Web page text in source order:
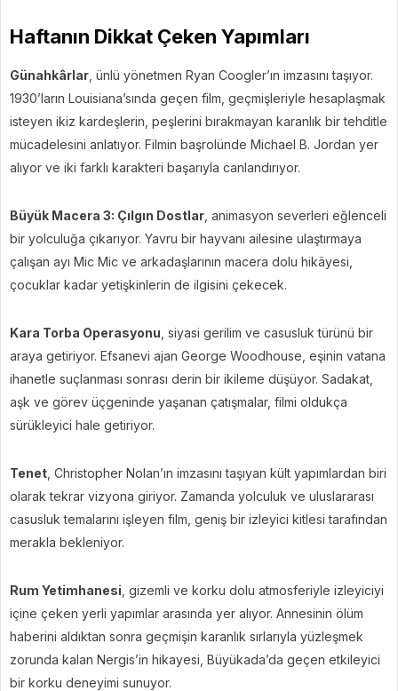
Haftanın Dikkat Çeken Yapımları
Günahkârlar , ünlü yönetmen Ryan Coogler’ın imzasını taşıyor.
1930’ların Louisiana’sında geçen film, geçmişleriyle hesaplaşmak
isteyen ikiz kardeşlerin, peşlerini bırakmayan karanlık bir tehditle
mücadelesini anlatıyor. Filmin başrolünde Michael B. Jordan yer
alıyor ve iki farklı karakteri başarıyla canlandırıyor.
Büyük Macera 3: Çılgın Dostlar , animasyon severleri eğlenceli
bir yolculuğa çıkarıyor. Yavru bir hayvanı ailesine ulaştırmaya
çalışan ayı Mic Mic ve arkadaşlarının macera dolu hikâyesi,
çocuklar kadar yetişkinlerin de ilgisini çekecek.
Kara Torba Operasyonu , siyasi gerilim ve casusluk türünü bir
araya getiriyor. Efsanevi ajan George Woodhouse, eşinin vatana
ihanetle suçlanması sonrası derin bir ikileme düşüyor. Sadakat,
aşk ve görev üçgeninde yaşanan çatışmalar, filmi oldukça
sürükleyici hale getiriyor.
Tenet , Christopher Nolan’ın imzasını taşıyan kült yapımlardan biri
olarak tekrar vizyona giriyor. Zamanda yolculuk ve uluslararası
casusluk temalarını işleyen film, geniş bir izleyici kitlesi tarafından
merakla bekleniyor.
Rum Yetimhanesi , gizemli ve korku dolu atmosferiyle izleyiciyi
içine çeken yerli yapımlar arasında yer alıyor. Annesinin ölüm
haberini aldıktan sonra geçmişin karanlık sırlarıyla yüzleşmek
zorunda kalan Nergis’in hikayesi, Büyükada’da geçen etkileyici
bir korku deneyimi sunuyor.